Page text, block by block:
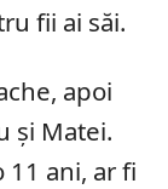
fii ai săi.
apoi
și Matei.
ani, ar fi